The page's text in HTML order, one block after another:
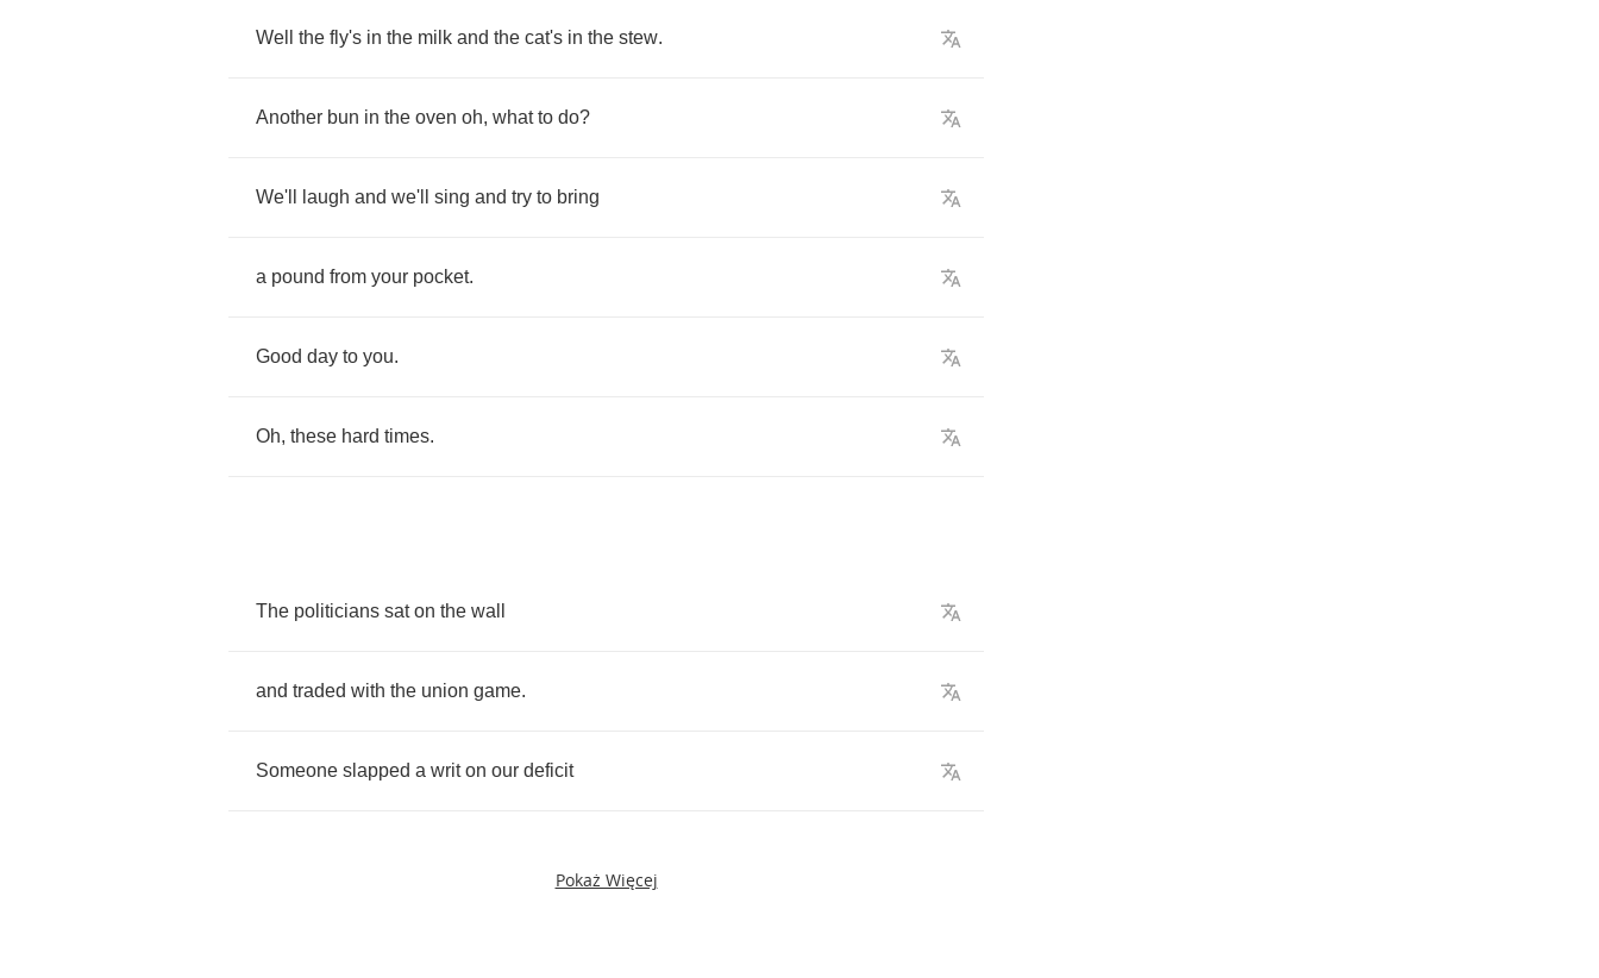
Well the fly's in the milk and the cat's in the stew.
Another bun in the oven oh, what to do?
We'll laugh and we'll sing and try to bring
a pound from your pocket.
Good day to you.
Oh, these hard times.
The politicians sat on the wall
and traded with the union game.
Someone slapped a writ on our deficit
Pokaż Więcej